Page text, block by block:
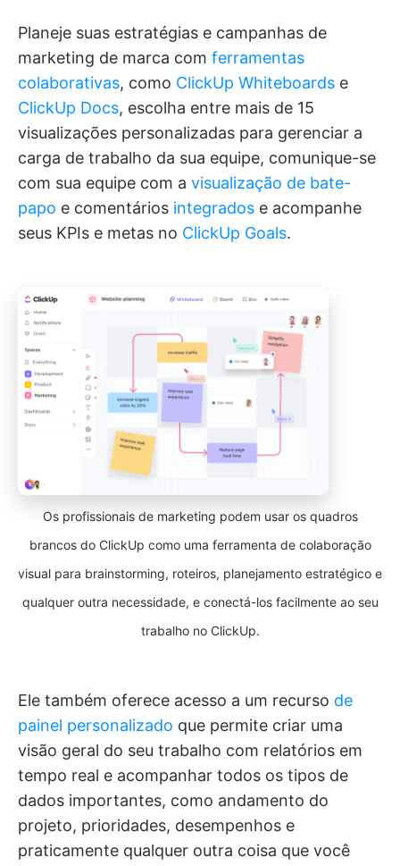
Planeje suas estratégias e campanhas de
marketing de marca com ferramentas
colaborativas, como ClickUp Whiteboards e
ClickUp Docs, escolha entre mais de 15
visualizações personalizadas para gerenciar a
carga de trabalho da sua equipe, comunique-se
com sua equipe com a visualização de bate-
papo e comentários integrados e acompanhe
seus KPIs e metas no ClickUp Goals.
Os profissionais de marketing podem usar os quadros
brancos do ClickUp como uma ferramenta de colaboração
visual para brainstorming, roteiros, planejamento estratégico e
qualquer outra necessidade, e conectá-los facilmente ao seu
trabalho no ClickUp.
Ele também oferece acesso a um recurso de
painel personalizado que permite criar uma
visão geral do seu trabalho com relatórios em
tempo real e acompanhar todos os tipos de
dados importantes, como andamento do
projeto, prioridades, desempenhos e
praticamente qualquer outra coisa que você